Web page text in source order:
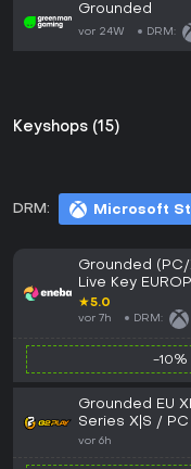
Grounded
vor 24W DRM:
Keyshops (15)
DRM: Microsoft
Grounded
Live Key
★5.0
vor 7h DRM:
-10%
Grounded EU
Series X|S /
vor 6h